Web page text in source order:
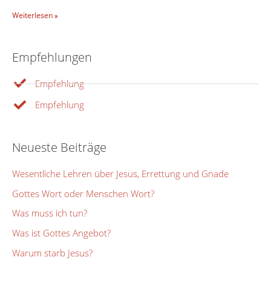
Weiterlesen »
Empfehlungen
Empfehlung
Empfehlung
Neueste Beiträge
Wesentliche Lehren über Jesus, Errettung und Gnade
Gottes Wort oder Menschen Wort?
Was muss ich tun?
Was ist Gottes Angebot?
Warum starb Jesus?